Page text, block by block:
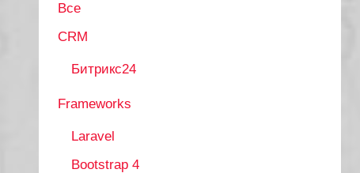
Все
CRM
Битрикс24
Frameworks
Laravel
Bootstrap 4